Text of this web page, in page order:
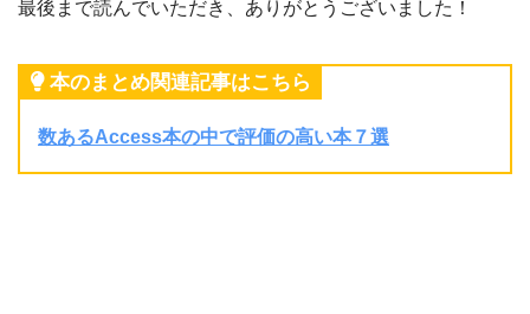
最後まで読んでいただき、ありがとうございました！
本のまとめ関連記事はこちら
数あるAccess本の中で評価の高い本７選